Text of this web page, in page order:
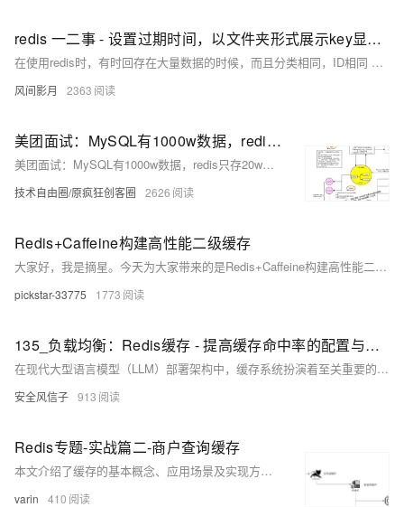
redis 一二事 - 设置过期时间，以文件夹形式展示key显示缓存数据
在使用redis时，有时回存在大量数据的时候，而且分类相同，ID相同 可以使用hset来设置，这样有一个大类和一个小分类和一个value组成 但是hset不能设置过期时间 过期时间只能在set上设置 1 // 向redis中添加缓存 2 jedisClient.
风间影月 2363
美团面试：MySQL有1000w数据，redis只存20w的数据，如何做 缓存 设计？
美团面试：MySQL有1000w数据，redis只存20w的数据，如何做 缓存 设计？
技术自由圈/原疯狂创客圈 2626
Redis+Caffeine构建高性能二级缓存
大家好，我是摘星。今天为大家带来的是Redis+Caffeine构建高性能二级缓存，废话不多说直接开始~
pickstar-33775 1773
135_负载均衡：Redis缓存 - 提高缓存命中率的配置与最佳实践
在现代大型语言模型（LLM）部署架构中，缓存系统扮演着至关重要的角色。随着LLM应用规模的不断扩大和用户需求的持续增长，如何构建高效、可靠的缓存架构成为系统性能优化的核心挑战。Redis作为业界领先的内存数据库，因其高性能、丰富的数据结构和灵活的配置选项，已成为LLM部署中首选的缓存解决方案。
安全风信子 913
Redis专题-实战篇二-商户查询缓存
本文介绍了缓存的基本概念、应用场景及实现方式，涵盖Redis缓存设计、缓存更新策略、缓存穿透问题及其解决方案。重点讲解了缓存空对象与布隆过滤器的使用，并通过代码示例演示了商铺查询的缓存优化实践。
varin 410